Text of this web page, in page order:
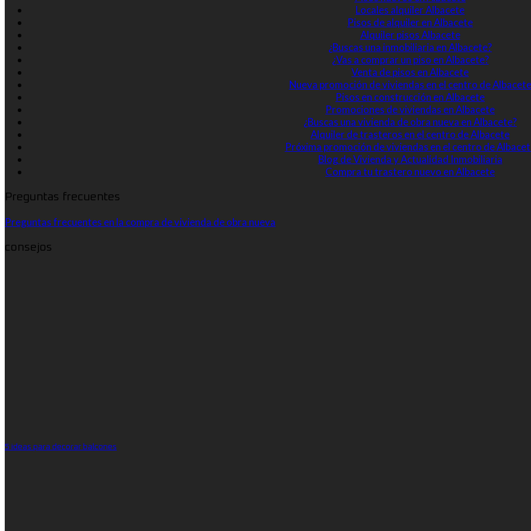
Locales alquiler Albacete
Pisos de alquiler en Albacete
Alquiler pisos Albacete
¿Buscas una inmobiliaria en Albacete?
¿Vas a comprar un piso en Albacete?
Venta de pisos en Albacete
Nueva promoción de viviendas en el centro de Albacete
Pisos en construcción en Albacete
Promociones de viviendas en Albacete
¿Buscas una vivienda de obra nueva en Albacete?
Alquiler de trasteros en el centro de Albacete
Próxima promoción de viviendas en el centro de
Blog de Vivienda y Actualidad Inmobiliaria
Compra tu trastero nuevo en Albacete
Preguntas frecuentes
Preguntas frecuentes en la compra de vivienda de obra nueva
consejos
5 ideas para decorar balcones